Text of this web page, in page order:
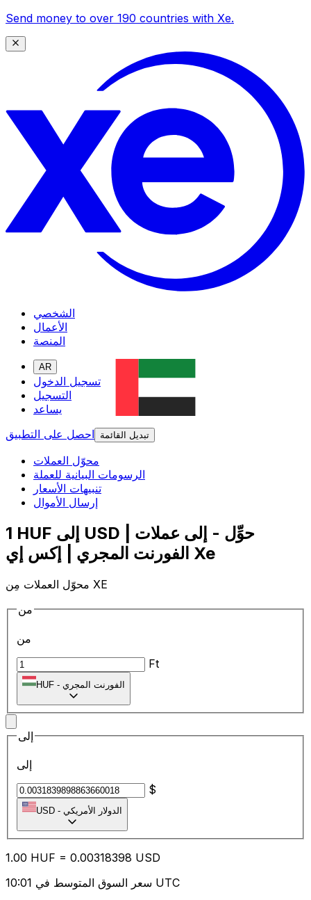
Send money to over 190 countries with Xe.
الشخصي
الأعمال
المنصة
AR
تسجيل الدخول
التسجيل
يساعد
احصل على التطبيق
تبديل القائمة
محوّل العملات
الرسومات البيانية للعملة
تنبيهات الأسعار
إرسال الأموال
1 HUF إلى USD | حوِّل - إلى عملات
الفورنت المجري | إكس إي Xe
محوّل العملات مِن XE
من
من
Ft
HUF - الفورنت المجري
إلى
إلى
$
USD - الدولار الأمريكي
1.00 HUF = 0.00318398 USD
سعر السوق المتوسط في 10:01 UTC